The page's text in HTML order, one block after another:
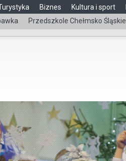
Biznes Kultura i sport
Przedszkole Chełmsko Śląskie